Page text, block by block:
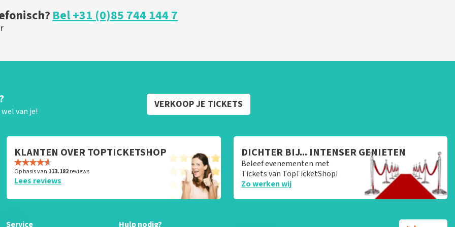
Bel +31 (0)85 744 144 7
van je!
VERKOOP JE TICKETS
KLANTEN OVER TOPTICKETSHOP
Op basis van 113.182reviews
Lees reviews
DICHTER BIJ... INTENSER GENIETEN
Beleef evenementen met
Tickets van TopTicketShop!
Zo werken wij
Service Hulp nodig?